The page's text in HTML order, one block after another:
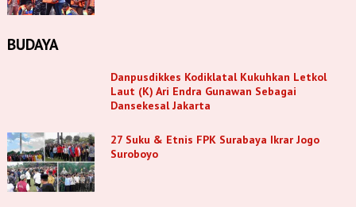
BUDAYA
Danpusdikkes Kodiklatal Kukuhkan Letkol
Laut (K) Ari Endra Gunawan Sebagai
Dansekesal Jakarta
27 Suku & Etnis FPK Surabaya Ikrar Jogo
Suroboyo